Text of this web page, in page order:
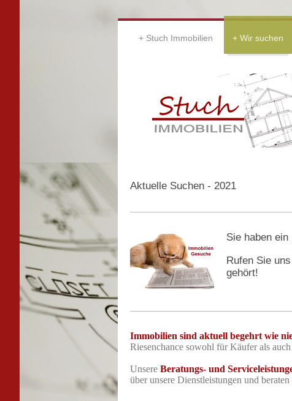
Stuch Immobilien Wir suchen
Aktuelle Suchen - 2021
Sie haben
Rufen Sie
gehört!
Immobilien sind aktuell begehrt wie
Riesenchance sowohl für Käufer als
Unsere Beratungs- und
über unsere Dienstleistungen und